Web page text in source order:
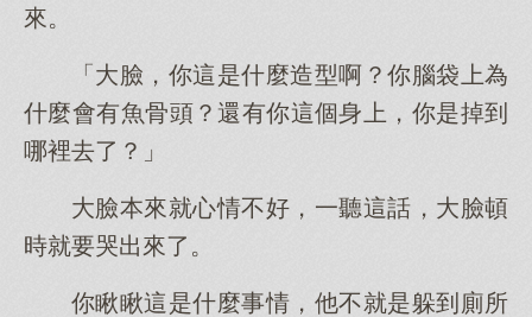
來。
「大臉，你這是什麼造型啊？你腦袋上為
什麼會有魚骨頭？還有你這個身上，你是掉到
哪裡去了？」
大臉本來就心情不好，一聽這話，大臉頓
時就要哭出來了。
你瞅瞅這是什麼事情，他不就是躲到廁所